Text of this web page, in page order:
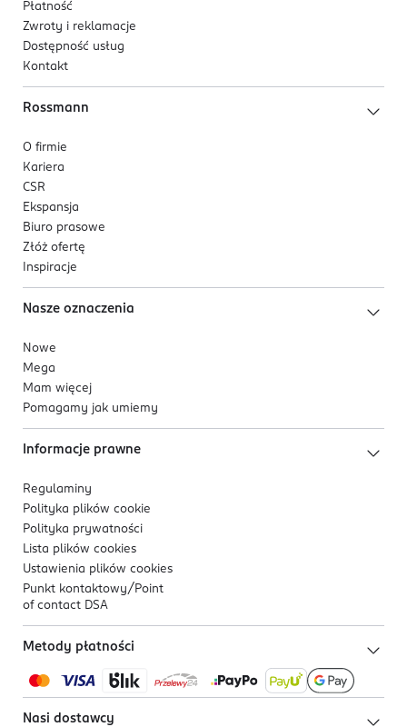
Płatność
Zwroty i reklamacje
Dostępność usług
Kontakt
Rossmann
O firmie
Kariera
CSR
Ekspansja
Biuro prasowe
Złóż ofertę
Inspiracje
Nasze oznaczenia
Nowe
Mega
Mam więcej
Pomagamy jak umiemy
Informacje prawne
Regulaminy
Polityka plików cookie
Polityka prywatności
Lista plików cookies
Ustawienia plików cookies
Punkt kontaktowy/ Point
of contact DSA
Metody płatności
Nasi dostawcy